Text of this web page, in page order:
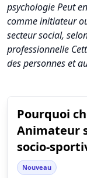
psychologie Peut
comme initiateur
secteur social,
professionnelle
des personnes et
Pourquoi
Animateur
socio-
Nouveau
Synthèse des
Indicateur